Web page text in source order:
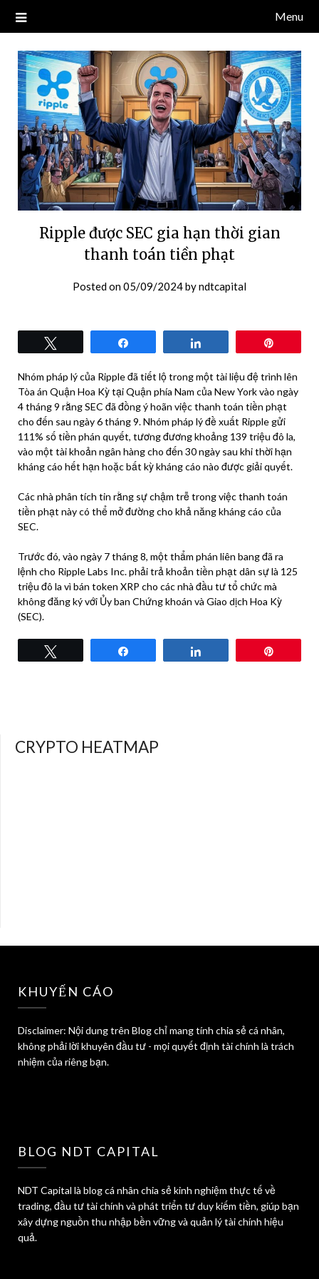
NDT CAPITAL | BLOG TIỀN
ĐIỆN TỬ CRYPTO
Blog về thị trường crypto, tiền điện tử, tiền mã hoá, công nghệ
blockchain.
Menu
Ripple được SEC gia hạn thời gian
thanh toán tiền phạt
Posted on05/09/2024byndtcapital
Nhóm pháp lý của Ripple đã tiết lộ trong một tài liệu đệ trình lên
Tòa án Quận Hoa Kỳ tại Quận phía Nam của New York vào ngày
4 tháng 9 rằng SEC đã đồng ý hoãn việc thanh toán tiền phạt
cho đến sau ngày 6 tháng 9. Nhóm pháp lý đề xuất Ripple gửi
111% số tiền phán quyết, tương đương khoảng 139 triệu đô la,
vào một tài khoản ngân hàng cho đến 30 ngày sau khi thời hạn
kháng cáo hết hạn hoặc bất kỳ kháng cáo nào được giải quyết.
Các nhà phân tích tin rằng sự chậm trễ trong việc thanh toán
tiền phạt này có thể mở đường cho khả năng kháng cáo của
SEC.
Trước đó, vào ngày 7 tháng 8, một thẩm phán liên bang đã ra
lệnh cho Ripple Labs Inc. phải trả khoản tiền phạt dân sự là 125
triệu đô la vì bán token XRP cho các nhà đầu tư tổ chức mà
không đăng ký với Ủy ban Chứng khoán và Giao dịch Hoa Kỳ
(SEC).
CRYPTO HEATMAP
KHUYẾN CÁO
Disclaimer: Nội dung trên Blog chỉ mang tính chia sẻ cá nhân,
không phải lời khuyên đầu tư - mọi quyết định tài chính là trách
nhiệm của riêng bạn.
BLOG NDT CAPITAL
NDT Capital là blog cá nhân chia sẻ kinh nghiệm thực tế về
trading, đầu tư tài chính và phát triển tư duy kiếm tiền, giúp bạn
xây dựng nguồn thu nhập bền vững và quản lý tài chính hiệu
quả.